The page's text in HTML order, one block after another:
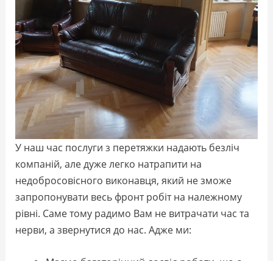
У наш час послуги з перетяжки надають безліч
компаній, але дуже легко натрапити на
недобросовісного виконавця, який не зможе
запропонувати весь фронт робіт на належному
рівні. Саме тому радимо Вам не витрачати час та
нерви, а звернутися до нас. Адже ми: